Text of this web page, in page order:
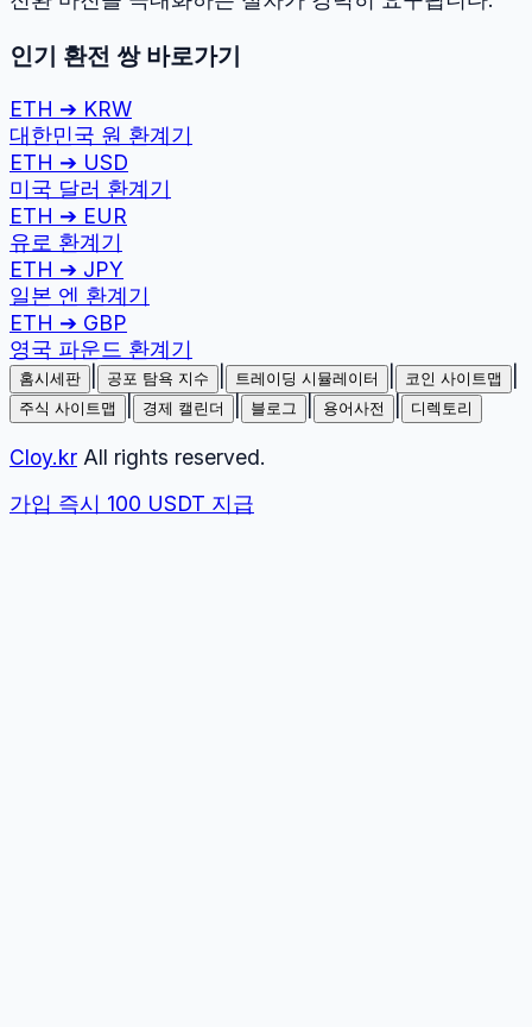
인기 환전 쌍 바로가기
ETH ➔ KRW
대한민국 원 환계기
ETH ➔ USD
미국 달러 환계기
ETH ➔ EUR
유로 환계기
ETH ➔ JPY
일본 엔 환계기
ETH ➔ GBP
영국 파운드 환계기
홈시세판 공포 탐욕 지수 트레이딩 시뮬레이터 코인 사이트맵
주식 사이트맵 경제 캘린더 블로그 용어사전 디렉토리
Cloy.kr All rights reserved.
가입 즉시 100 USDT 지급